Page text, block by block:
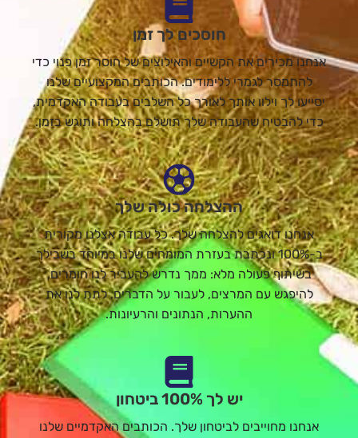
חוסכים לך זמן
אנחנו מכירים את הקשיים והאילוצים של חוסר זמן פנוי כדי
להתמסר לגמרי ללימודים. הכותבים המקצועיים שלנו
יסייעו לך וילוו אותך לאורך כל השלבים בעבודה האקדמית,
כדי להבטיח שהעבודה שלך תושלם בהצלחה ותוגש בזמן.
ההצלחה כולה שלך
אנחנו דואגים להצלחה שלך. כל עבודה אצלנו מקורית
ב-100% ונכתבת בעזרת המומחים שלנו במיוחד בשבילך
בשיתוף פעולה מלא: ממך נדרש להעביר לנו חומרים,
להיפגש עם המרצים, לעבור על הדברים, לתת לנו את
ההערות, הנתונים והרעיונות.
יש לך 100% ביטחון
אנחנו מחוייבים לביטחון שלך. הכותבים האקדמיים שלנו